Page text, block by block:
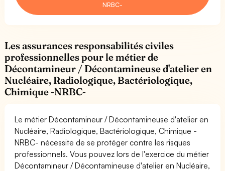
NRBC-
Les assurances responsabilités civiles
professionnelles pour le métier de
Décontamineur / Décontamineuse d'atelier en
Nucléaire, Radiologique, Bactériologique,
Chimique -NRBC-
Le métier Décontamineur / Décontamineuse d'atelier en
Nucléaire, Radiologique, Bactériologique, Chimique -
NRBC- nécessite de se protéger contre les risques
professionnels. Vous pouvez lors de l'exercice du métier
Décontamineur / Décontamineuse d'atelier en Nucléaire,